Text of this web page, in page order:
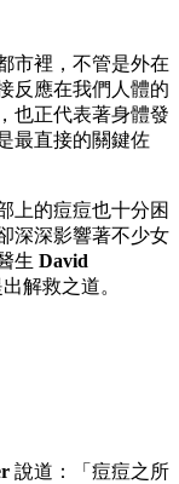
市裡，不管是外在
反應在我們人體的
也正代表著身體發
最直接的關鍵佐
上的痘痘也十分困
深深影響著不少女
生 David
解救之道。
說道：「痘痘之所